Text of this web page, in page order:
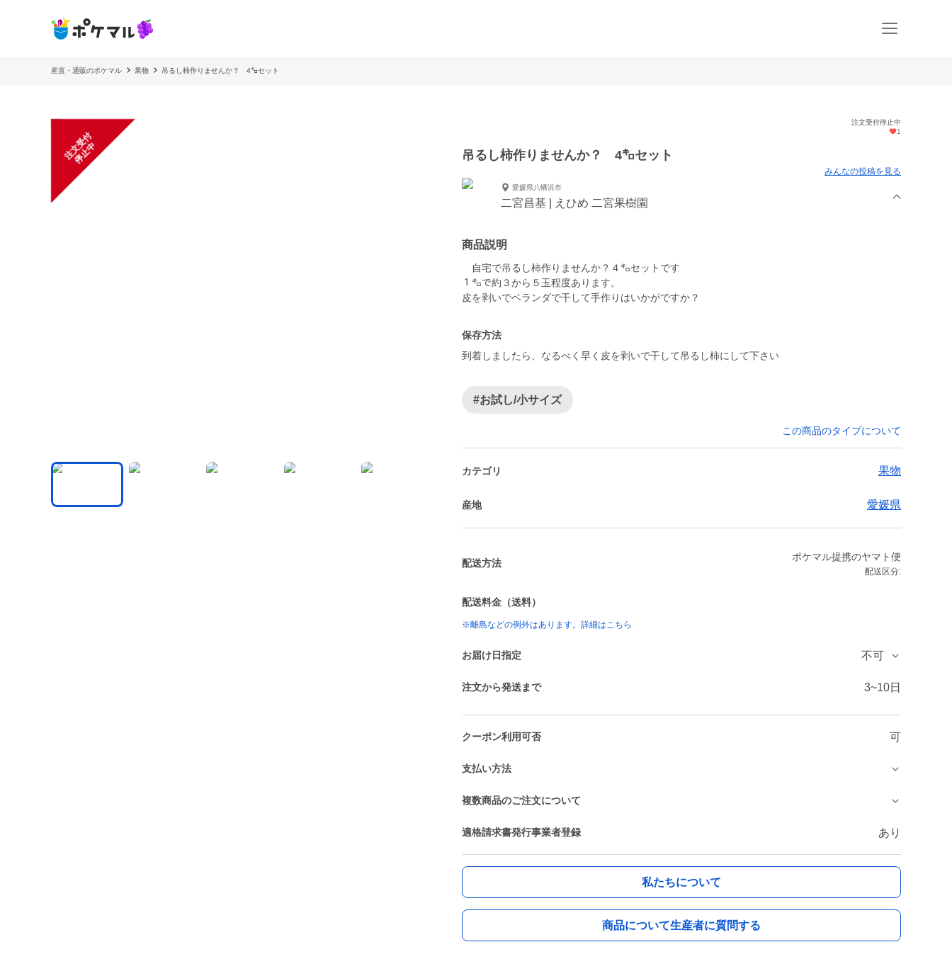
産直・通販のポケマル 果物 吊るし柿作りませんか？ 4㌔セット
注
文
受
付
停
止
中
注文受付停止中
1
吊るし柿作りませんか？ 4㌔セット
みんなの投稿を見る
愛媛県八幡浜市
二宮昌基 | えひめ 二宮果樹園
商品説明
自宅で吊るし柿作りませんか？４㌔セットです
１㌔で約３から５玉程度あります。
保存方法
到着しましたら、なるべく早く皮を剥いで干して吊るし柿にして下さい
#お試し/小サイズ
この商品のタイプについて
カテゴリ 果物
産地 愛媛県
配送方法
ポケマル提携のヤマト便
配送区分:
配送料金（送料）
※離島などの例外はあります。詳細はこちら
お届け日指定 不可
注文から発送まで 3~10日
クーポン利用可否 可
支払い方法
複数商品のご注文について
適格請求書発行事業者登録 あり
私たちについて
商品について生産者に質問する